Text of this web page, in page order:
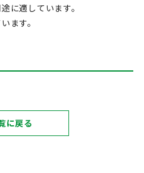
に適しています。
ます。
に戻る